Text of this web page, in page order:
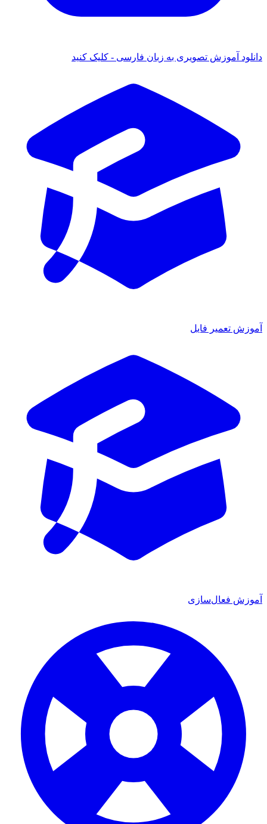
دانلود آموزش تصویری به زبان فارسی - کلیک کنید
آموزش تعمیر فایل
آموزش فعال‌سازی